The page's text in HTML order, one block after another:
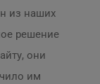
из наших
решение
они
им